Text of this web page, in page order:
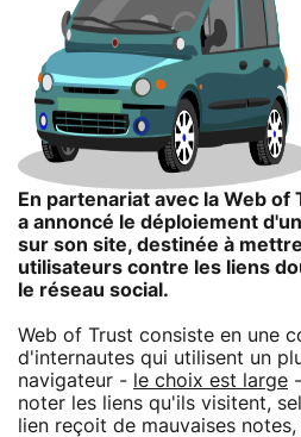
En partenariat avec la Web of
a annoncé le déploiement
sur son site, destinée à
utilisateurs contre les liens
le réseau social.
Web of Trust consiste en une
d'internautes qui utilisent un
navigateur - le choix est large
noter les liens qu'ils visitent,
lien reçoit de mauvaises